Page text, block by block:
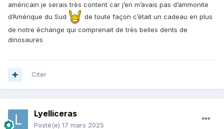
américain je serais très content car j’en m’avais pas d’ammonite
d’Amérique du Sud
de toute façon c’était un cadeau en plus
de notre échange qui comprenait de très belles dents de
dinosaures
Citer
Lyelliceras
Posté(e) 17 mars 2025